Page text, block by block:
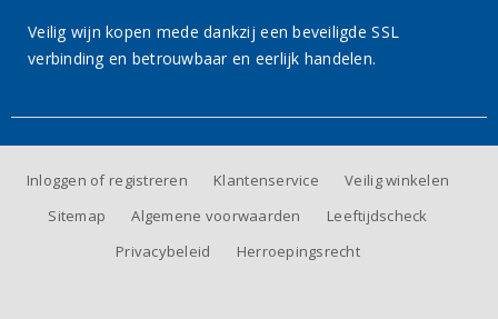
Veilig wijn kopen mede dankzij een beveiligde SSL
verbinding en betrouwbaar en eerlijk handelen.
Inloggen of registreren Klantenservice
Veilig winkelen
Sitemap
Algemene voorwaarden
Leeftijdscheck
Privacybeleid
Herroepingsrecht